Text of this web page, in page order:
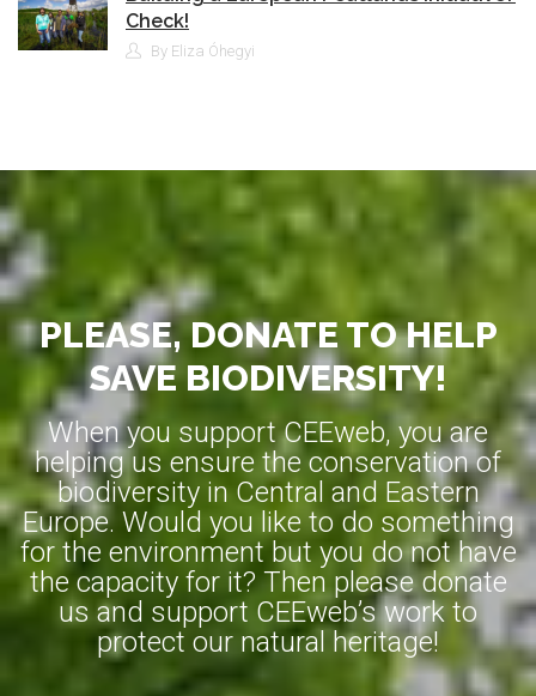
Check!
By Eliza Óhegyi
PLEASE, DONATE TO HELP
SAVE BIODIVERSITY!
When you support CEEweb, you are
helping us ensure the conservation of
biodiversity in Central and Eastern
Europe. Would you like to do something
for the environment but you do not have
the capacity for it? Then please donate
us and support CEEweb’s work to
protect our natural heritage!